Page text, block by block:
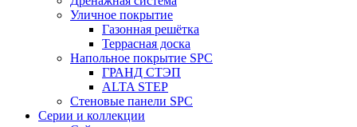
Уличное покрытие
Газонная решётка
Террасная доска
Напольное покрытие SPC
ГРАНД СТЭП
ALTA STEP
Стеновые панели SPC
Серии и коллекции